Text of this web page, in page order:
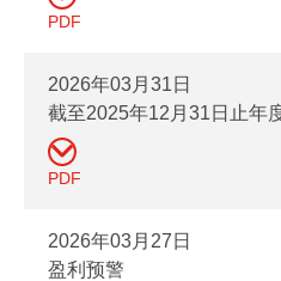
PDF
2026年03月31日
截至2025年12月31日止年
PDF
2026年03月27日
盈利预警